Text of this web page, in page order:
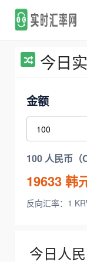
今日
金额
100 人民币（
19633韩
反向汇率：1
今日人